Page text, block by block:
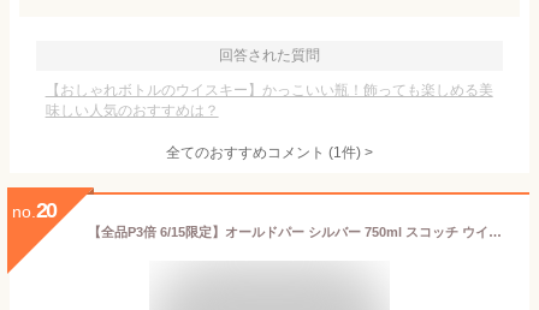
回答された質問
【おしゃれボトルのウイスキー】かっこいい瓶！飾っても楽しめる美
味しい人気のおすすめは？
全てのおすすめコメント (1件) >
no. 20
【全品P3倍 6/15限定】オールドパー シルバー 750ml スコッチ ウイスキー old parr silver scotch whisky 長S 父の日